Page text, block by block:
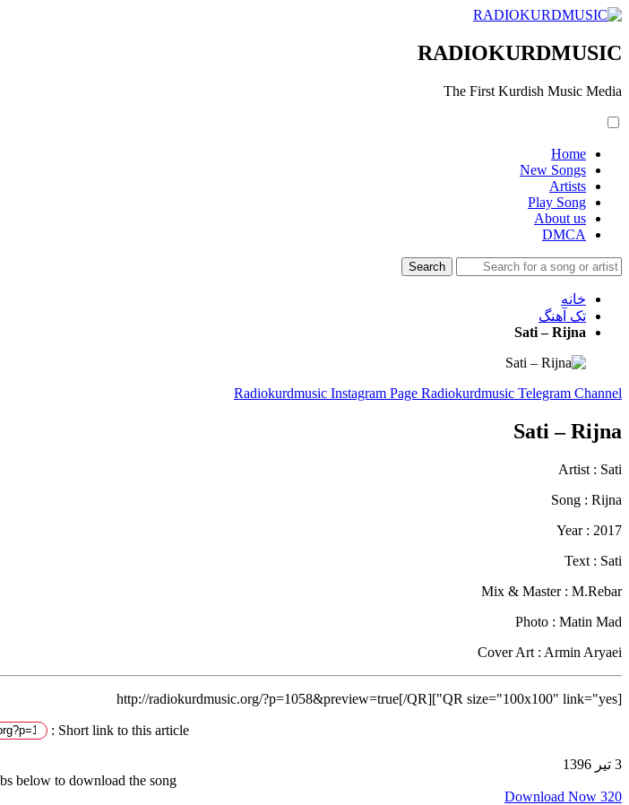
RADIOKURDMUSIC
The First Kurdish Music Media
Home
New Songs
Artists
Play Song
About us
DMCA
خانه
تک آهنگ
Sati – Rijna
Radiokurdmusic Instagram Page Radiokurdmusic Telegram Channel
Sati – Rijna
Artist : Sati
Song : Rijna
Year : 2017
Text : Sati
Mix & Master : M.Rebar
Photo : Matin Mad
Cover Art : Armin Aryaei
[QR size="100x100" link="yes"]http://radiokurdmusic.org/?p=1058&preview=true[/QR]
Short link to this article :
3 تیر 1396
below to download the song
Download Now 320